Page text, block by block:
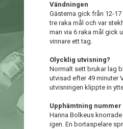
Vändningen
Gästerna gick från 12-
tre raka mål och var
man via 6 raka mål gick
vinnare ett tag.
Olycklig utvisning?
Normalt sett brukar lag
utvisad efter 49 minuter
utvisningen klippte in
Upphämtning nummer
Hanna Bolkeus
igen. En bortaspelare